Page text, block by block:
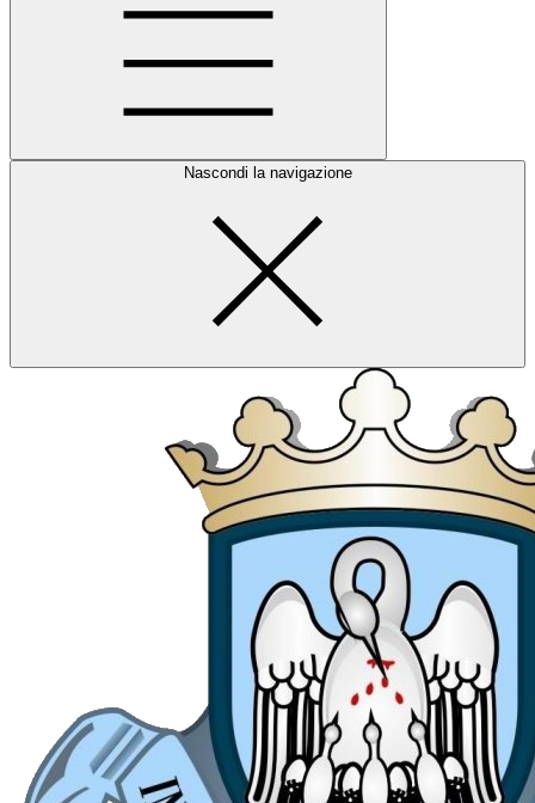
Nascondi la navigazione